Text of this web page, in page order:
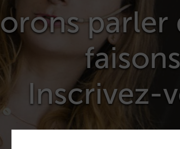
parler
Inscrivez-